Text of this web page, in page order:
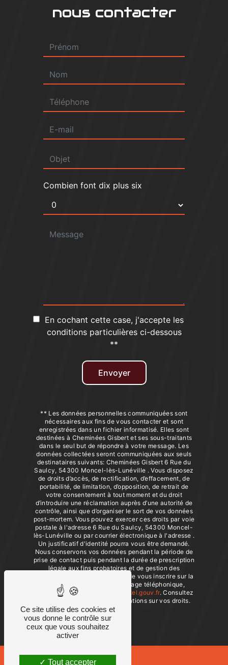
nous contacter
Combien font dix plus six
En cochant cette case, j'accepte les
conditions particulières ci-dessous
**
Envoyer
** Les données personnelles communiquées sont
nécessaires aux fins de vous contacter et sont
enregistrées dans un fichier informatisé. Elles sont
destinées à Cheminées Gisbert et ses sous-traitants
dans le seul but de répondre à votre message. Les
données collectées seront communiquées aux seuls
destinataires suivants: Cheminées Gisbert 6 Rue du
Saulcy, 54300 Moncel-lès-Lunéville . Vous disposez
de droits d’accès, de rectification, d’effacement, de
portabilité, de limitation, d’opposition, de retrait de
votre consentement à tout moment et du droit
d’introduire une réclamation auprès d’une autorité de
contrôle, ainsi que d’organiser le sort de vos données
post-mortem. Vous pouvez exercer ces droits par voie
postale à l'adresse 6 Rue du Saulcy, 54300 Moncel-
lès-Lunéville ou par courrier électronique à l'adresse .
Un justificatif d'identité pourra vous être demandé.
Nous conservons vos données pendant la période de
prise de contact puis pendant la durée de prescription
légale aux fins probatoires et de gestion des
contentieux. Vous avez le droit de vous inscrire sur la
liste d'opposition au démarchage téléphonique,
disponible à cette adresse:
Bloctel.gouv.fr. Consultez
le site cnil.fr pour plus d’informations sur vos droits.
Ce site utilise des cookies et
vous donne le contrôle sur
ceux que vous souhaitez
activer
Tout accepter